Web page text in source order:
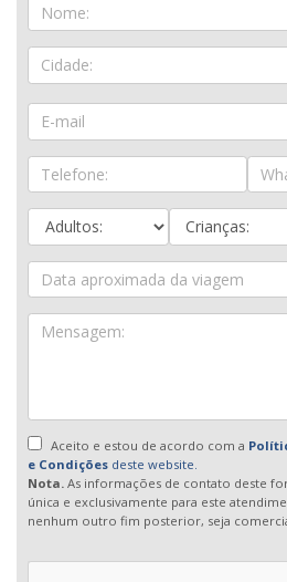
Aceito e estou de acordo com a
e Condições deste website.
Nota. As informações de contato deste
única e exclusivamente para este
nenhum outro fim posterior, seja